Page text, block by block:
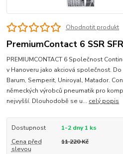
Ohodnotit produkt
PremiumContact 6 SSR SFR
PREMIUMCONTACT 6 Společnost
v Hanoveru jako akciová společnost.
Barum, Semperit, Uniroyal, Matador.
německých výrobců pneumatik pro
nejvyšší. Dlouhodobě se u... celý popis
Dostupnost
1-2 dny 1 ks
Cena před
slevou
11 220 Kč